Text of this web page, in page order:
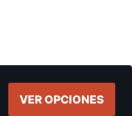
VER OPCIONES